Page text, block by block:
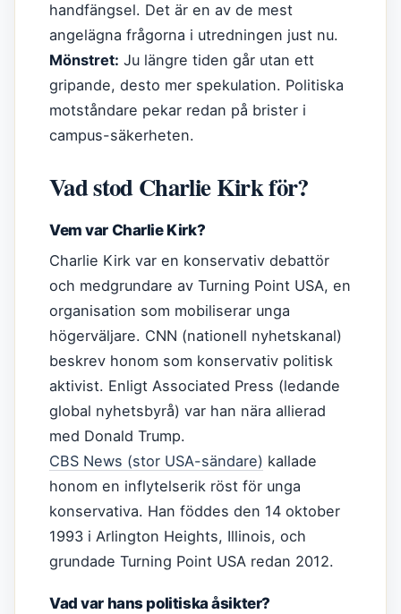
handfängsel. Det är en av de mest
angelägna frågorna i utredningen just nu.
Mönstret: Ju längre tiden går utan ett
gripande, desto mer spekulation. Politiska
motståndare pekar redan på brister i
campus-säkerheten.
Vad stod Charlie Kirk för?
Vem var Charlie Kirk?
Charlie Kirk var en konservativ debattör
och medgrundare av Turning Point USA, en
organisation som mobiliserar unga
högerväljare. CNN (nationell nyhetskanal)
beskrev honom som konservativ politisk
aktivist. Enligt Associated Press (ledande
global nyhetsbyrå) var han nära allierad
med Donald Trump.
CBS News (stor USA-sändare) kallade
honom en inflytelserik röst för unga
konservativa. Han föddes den 14 oktober
1993 i Arlington Heights, Illinois, och
grundade Turning Point USA redan 2012.
Vad var hans politiska åsikter?